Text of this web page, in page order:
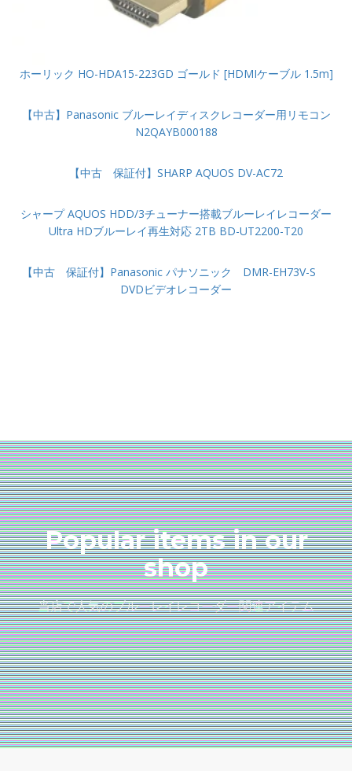
ホーリック HO-HDA15-223GD ゴールド [HDMIケーブル 1.5m]
【中古】Panasonic ブルーレイディスクレコーダー用リモコン
N2QAYB000188
【中古 保証付】SHARP AQUOS DV-AC72
シャープ AQUOS HDD/3チューナー搭載ブルーレイレコーダー
Ultra HDブルーレイ再生対応 2TB BD-UT2200-T20
【中古 保証付】Panasonic パナソニック DMR-EH73V-S
DVDビデオレコーダー
Popular items in our
shop
当店で人気のブルーレイレコーダー関連アイテム